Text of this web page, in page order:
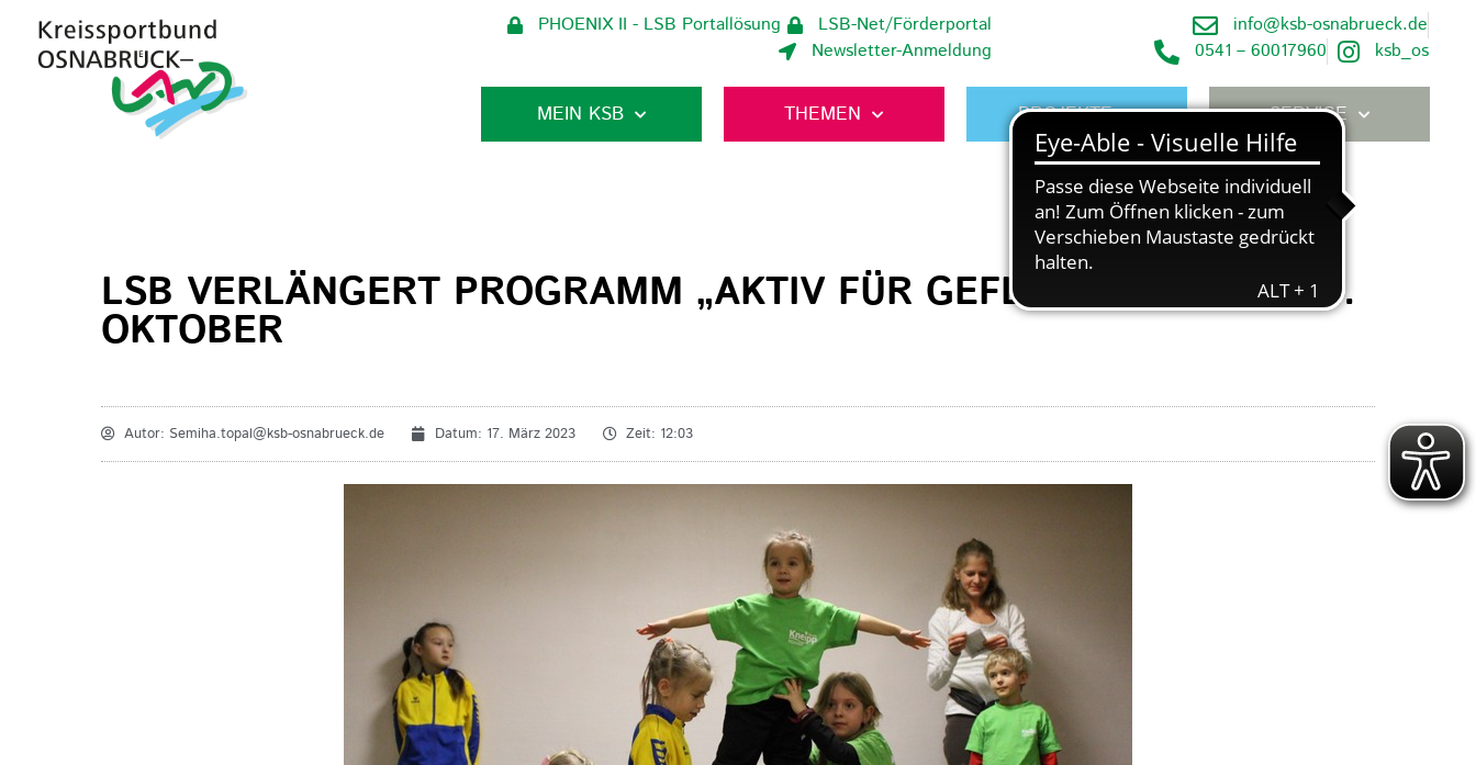
PHOENIX II - LSB Portallösung
LSB-Net/Förderportal
Newsletter-Anmeldung
info@ksb-osnabrueck.de
0541 – 60017960
ksb_os
MEIN KSB THEMEN PROJEKTE SERVICE
LSB VERLÄNGERT PROGRAMM „AKTIV FÜR GEFLÜCHTETE“ BIS 31.
OKTOBER
Autor: Semiha.topal@ksb-osnabrueck.de Datum: 17. März 2023 Zeit: 12:03